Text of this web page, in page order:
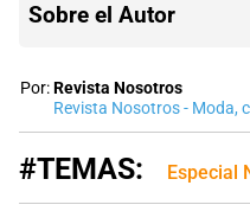
Sobre el Autor
Por:Revista Nosotros
Revista Nosotros - Moda,
#TEMAS: Especial